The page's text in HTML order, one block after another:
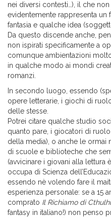
nei diversi contesti…), il che
evidentemente rappresenta
fantasia e qualche idea
Da questo discende anche,
non ispirati specificamente a
comunque ambientazioni
in qualche modo ai mondi
romanzi.
In secondo luogo, essendo
opere letterarie, i giochi di
delle stesse.
Potrei citare qualche studio
quanto pare, i giocatori di
della media), o anche le ormai
di scuole e biblioteche che
(avvicinare i giovani alla lettura
occupa di Scienza
essendo nè volendo fare il
esperienza personale: se a 15
comprato Il Richiamo di
fantasy in italiano!) non penso